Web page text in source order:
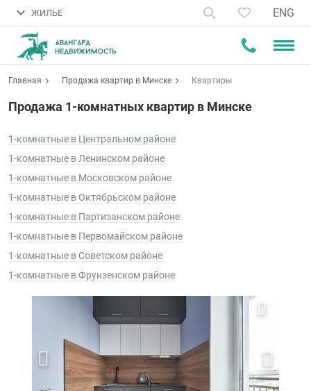
ЖИЛЬЕ ENG
Главная Продажа квартир в Минске Квартиры
Продажа 1-комнатных квартир в Минске
1-комнатные в Центральном районе
1-комнатные в Ленинском районе
1-комнатные в Московском районе
1-комнатные в Октябрьском районе
1-комнатные в Партизанском районе
1-комнатные в Первомайском районе
1-комнатные в Советском районе
1-комнатные в Фрунзенском районе